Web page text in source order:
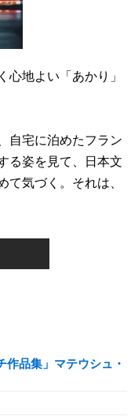
地よい「あかり」
自宅に泊めたフラン
る姿を見て、日本文
気づく。それは、
作品集」マテウシュ・